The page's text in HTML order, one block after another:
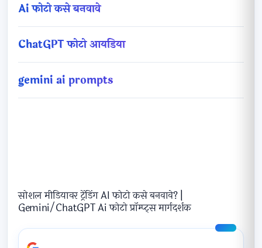
Ai फोटो कसे बनवावे
ChatGPT फोटो आयडिया
gemini ai prompts
सोशल मीडियावर ट्रेंडिंग AI फोटो कसे बनवावे? |
Gemini/ChatGPT Ai फोटो प्रॉम्प्ट्स मार्गदर्शक